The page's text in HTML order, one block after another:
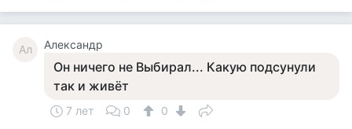
Ал Александр
Он ничего не Выбирал... Какую подсунули
так и живёт
7 лет 0 0